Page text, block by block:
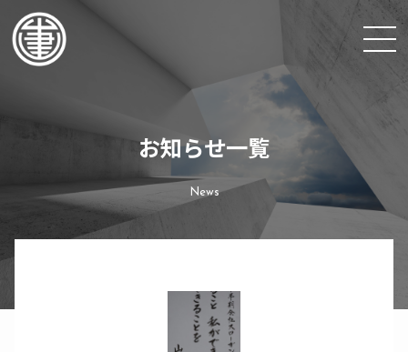
お知らせ一覧
News